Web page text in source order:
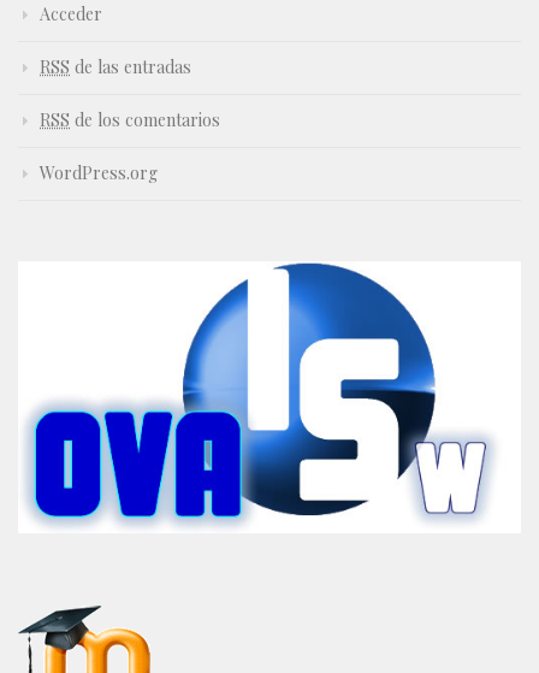
Acceder
RSS de las entradas
RSS de los comentarios
WordPress.org